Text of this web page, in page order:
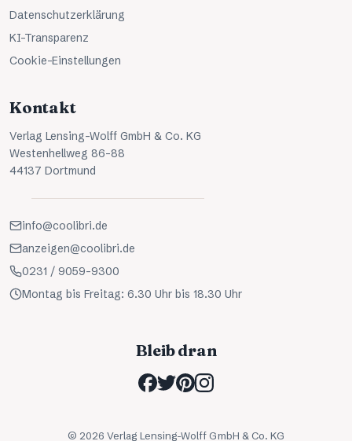
Datenschutzerklärung
KI-Transparenz
Cookie-Einstellungen
Kontakt
Verlag Lensing-Wolff GmbH & Co. KG
Westenhellweg 86-88
44137 Dortmund
info@coolibri.de
anzeigen@coolibri.de
0231 / 9059-9300
Montag bis Freitag: 6.30 Uhr bis 18.30 Uhr
Bleib dran
© 2026 Verlag Lensing-Wolff GmbH & Co. KG